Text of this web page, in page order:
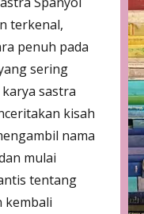
terkenal,
penuh pada
sering
sastra
kisah
nama
mulai
tentang
kembali